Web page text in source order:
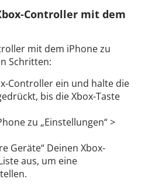
Controller mit dem
mit dem iPhone zu
Schritten:
Controller ein und halte die
bis die Xbox-Taste
zu „Einstellungen“ >
Geräte“ Deinen Xbox-
aus, um eine